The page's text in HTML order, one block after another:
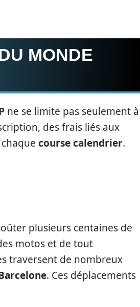
MONDE
ne se limite pas seulement à
des frais liés aux
course calendrier.
plusieurs centaines de
motos et de tout
traversent de nombreux
. Ces déplacements